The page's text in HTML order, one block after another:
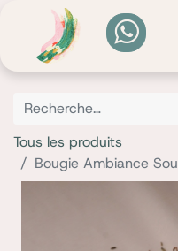
Tous les produits
Bougie Ambiance